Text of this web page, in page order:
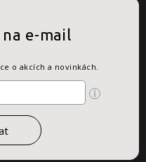
e-mail
o akcích a novinkách.